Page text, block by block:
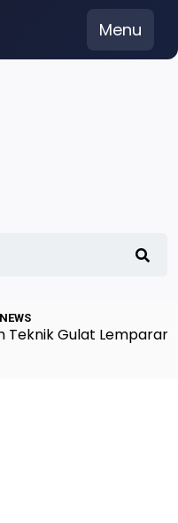
Menu
Gulat Lemparan